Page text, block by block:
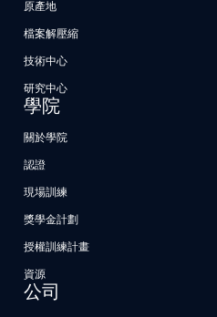
原產地
檔案解壓縮
技術中心
研究中心
學院
關於學院
認證
現場訓練
獎學金計劃
授權訓練計畫
資源
公司